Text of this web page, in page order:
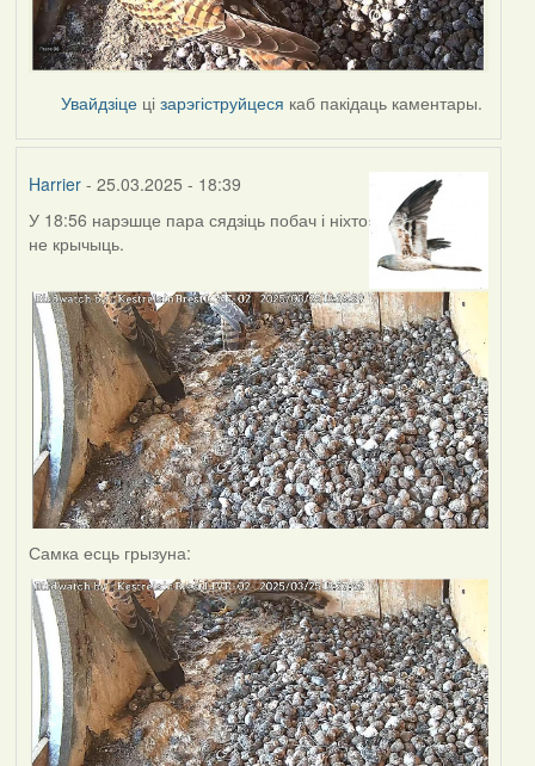
Увайдзіце цізарэгіструйцеся каб пакідаць каментары.
Harrier- 25.03.2025 - 18:39
У 18:56 нарэшце пара сядзіць побач і ніхто
не крычыць.
Самка есць грызуна: